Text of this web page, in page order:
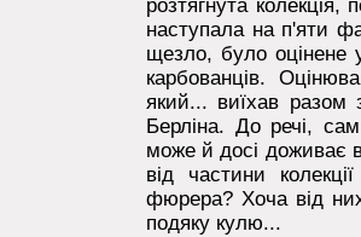
розтягнута
наступала на п'яти
щезло, було оцінене
карбованців.
який... виїхав разом
Берліна. До речі,
може й досі доживає
від частини
фюрера? Хоча від
подяку кулю...